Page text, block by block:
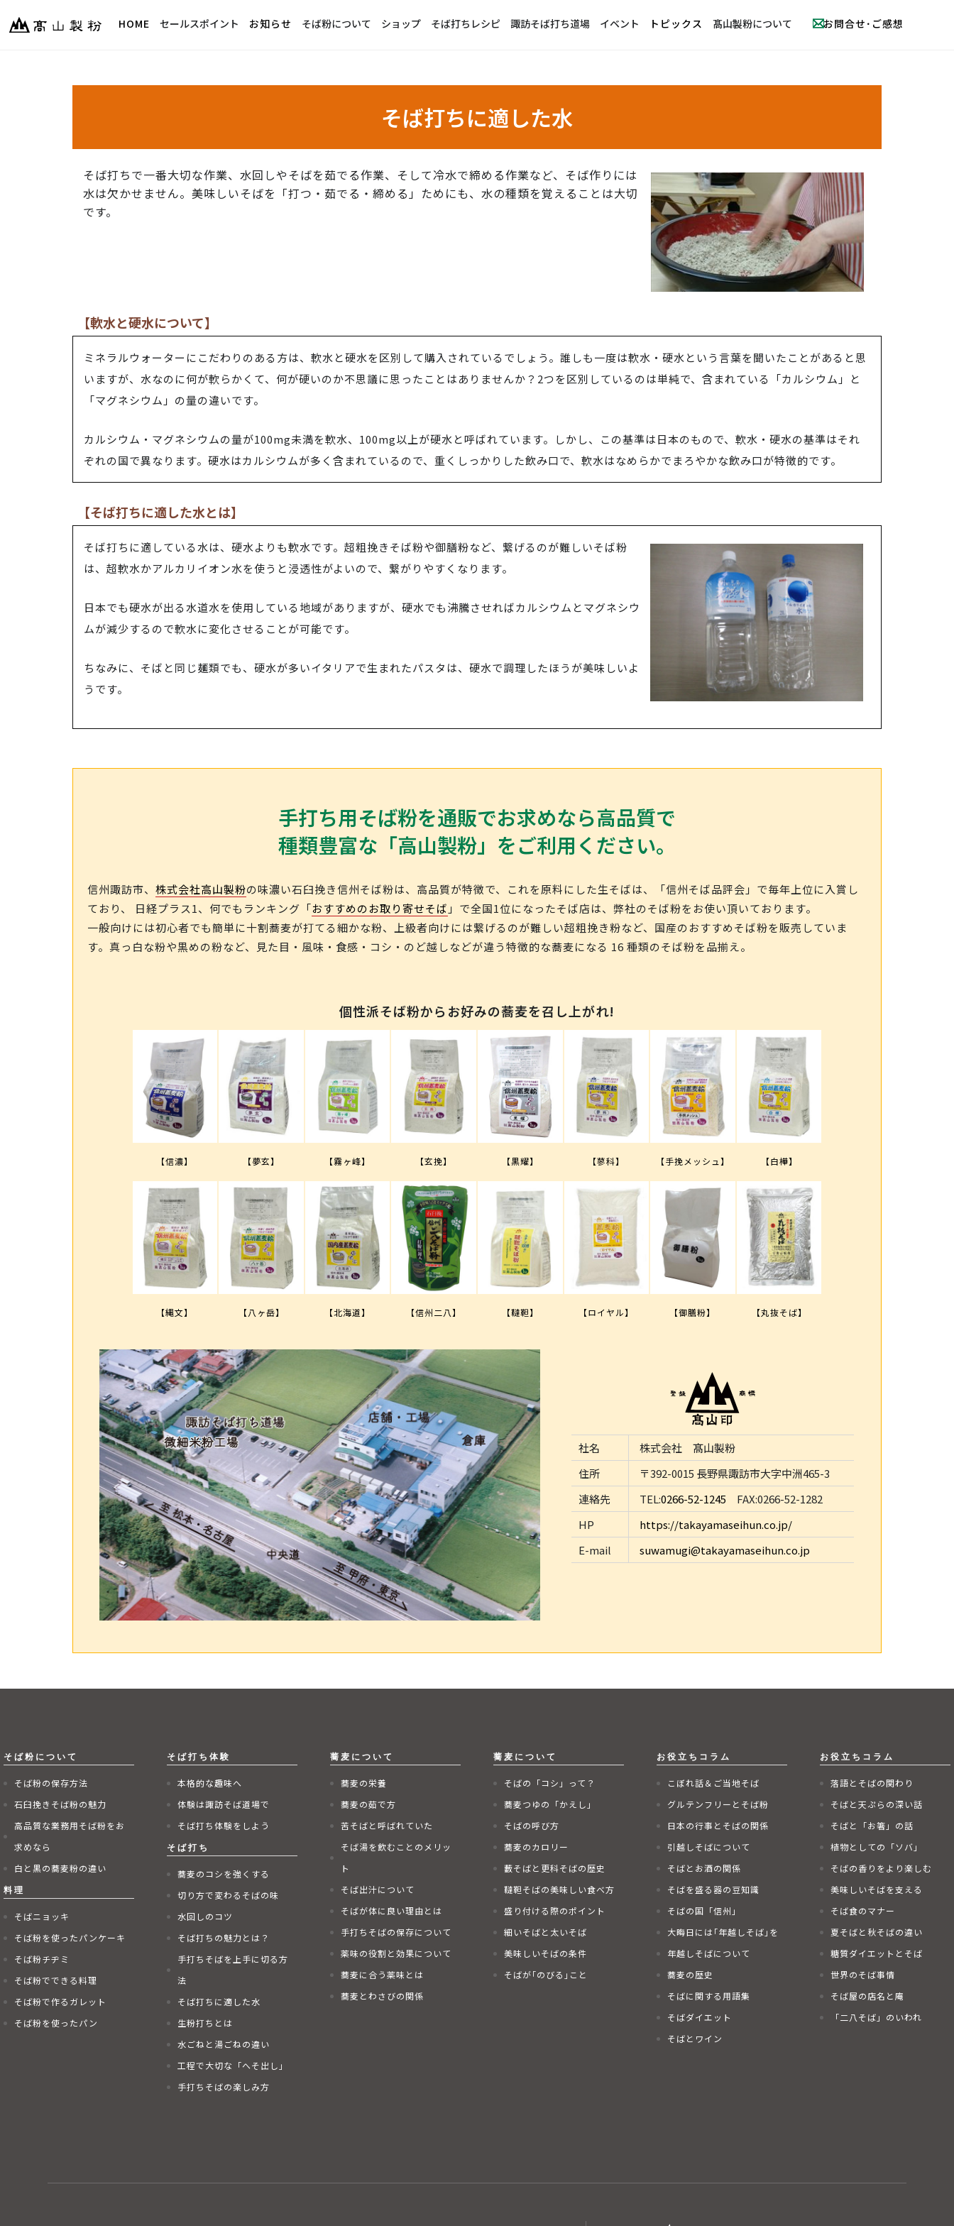
HOME セールスポイント お知らせ そば粉について ショップ そば打ちレシピ 諏訪そば打ち道場 イベント トピックス 髙山製粉について お問合せ･ご感想
そば打ちに適した水
そば打ちで一番大切な作業、水回しやそばを茹でる作業、そして冷水で締める作業など、そば作りには
水は欠かせません。美味しいそばを「打つ・茹でる・締める」ためにも、水の種類を覚えることは大切
です。
【軟水と硬水について】
ミネラルウォーターにこだわりのある方は、軟水と硬水を区別して購入されているでしょう。誰しも一度は軟水・硬水という言葉を聞いたことがあると思
いますが、水なのに何が軟らかくて、何が硬いのか不思議に思ったことはありませんか？2つを区別しているのは単純で、含まれている「カルシウム」と
「マグネシウム」の量の違いです。
カルシウム・マグネシウムの量が100mg未満を軟水、100mg以上が硬水と呼ばれています。しかし、この基準は日本のもので、軟水・硬水の基準はそれ
ぞれの国で異なります。硬水はカルシウムが多く含まれているので、重くしっかりした飲み口で、軟水はなめらかでまろやかな飲み口が特徴的です。
【そば打ちに適した水とは】
そば打ちに適している水は、硬水よりも軟水です。超粗挽きそば粉や御膳粉など、繋げるのが難しいそば粉
は、超軟水かアルカリイオン水を使うと浸透性がよいので、繋がりやすくなります。
日本でも硬水が出る水道水を使用している地域がありますが、硬水でも沸騰させればカルシウムとマグネシウ
ムが減少するので軟水に変化させることが可能です。
ちなみに、そばと同じ麺類でも、硬水が多いイタリアで生まれたパスタは、硬水で調理したほうが美味しいよ
うです。
手打ち用そば粉を通販でお求めなら高品質で
種類豊富な「高山製粉」をご利用ください。
信州諏訪市、 株式会社高山製粉の味濃い石臼挽き信州そば粉は、高品質が特徴で、これを原料にした生そばは、「信州そば品評会」で毎年上位に入賞し
ており、 日経プラス1、何でもランキング 「おすすめのお取り寄せそば 」 で全国1位になったそば店は、弊社のそば粉をお使い頂いております。
一般向けには初心者でも簡単に十割蕎麦が打てる細かな粉、上級者向けには繋げるのが難しい超粗挽き粉など、国産のおすすめそば粉を販売していま
す。真っ白な粉や黒めの粉など、見た目・風味・食感・コシ・のど越しなどが違う特徴的な蕎麦になる 16 種類のそば粉を品揃え。
個性派そば粉からお好みの蕎麦を召し上がれ!
【信濃】 【夢玄】 【霧ヶ峰】 【玄挽】 【黒耀】 【蓼科】 【手挽メッシュ】 【白樺】
【縄文】 【八ヶ岳】 【北海道】 【信州二八】 【韃靼】 【ロイヤル】 【御膳粉】 【丸抜そば】
社名
株式会社 髙山製粉
住所
〒392-0015 長野県諏訪市大字中洲465-3
連絡先
TEL:0266-52-1245 FAX:0266-52-1282
HP
https://takayamaseihun.co.jp/
E-mail
suwamugi@takayamaseihun.co.jp
そば粉の保存方法
石臼挽きそば粉の魅力
高品質な業務用そば粉をお
求めなら
白と黒の蕎麦粉の違い
そばニョッキ
そば粉を使ったパンケーキ
そば粉チヂミ
そば粉でできる料理
そば粉で作るガレット
そば粉を使ったパン
本格的な趣味へ
体験は諏訪そば道場で
そば打ち体験をしよう
蕎麦のコシを強くする
切り方で変わるそばの味
水回しのコツ
そば打ちの魅力とは？
手打ちそばを上手に切る方
法
そば打ちに適した水
生粉打ちとは
水ごねと湯ごねの違い
工程で大切な「へそ出し」
手打ちそばの楽しみ方
蕎麦の栄養
蕎麦の茹で方
苦そばと呼ばれていた
そば湯を飲むことのメリッ
ト
そば出汁について
そばが体に良い理由とは
手打ちそばの保存について
薬味の役割と効果について
蕎麦に合う薬味とは
蕎麦とわさびの関係
そばの「コシ」って？
蕎麦つゆの「かえし」
そばの呼び方
蕎麦のカロリー
藪そばと更科そばの歴史
韃靼そばの美味しい食べ方
盛り付ける際のポイント
細いそばと太いそば
美味しいそばの条件
そばが｢のびる｣こと
こぼれ話＆ご当地そば
グルテンフリーとそば粉
日本の行事とそばの関係
引越しそばについて
そばとお酒の関係
そばを盛る器の豆知識
そばの国「信州」
大晦日には｢年越しそば｣を
年越しそばについて
蕎麦の歴史
そばに関する用語集
そばダイエット
そばとワイン
落語とそばの関わり
そばと天ぷらの深い話
そばと「お箸」の話
植物としての「ソバ」
そばの香りをより楽しむ
美味しいそばを支える
そば食のマナー
夏そばと秋そばの違い
糖質ダイエットとそば
世界のそば事情
そば屋の店名と庵
「二八そば」のいわれ